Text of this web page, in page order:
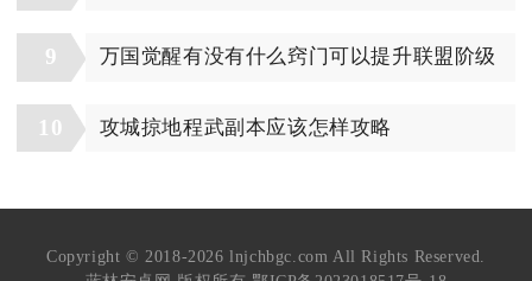
9 万国觉醒有没有什么窍门可以提升联盟阶级
10 攻城掠地程武副本应该怎样攻略
Copyright © 2018-2026 lnjchbgc.com All Rights Reserved.